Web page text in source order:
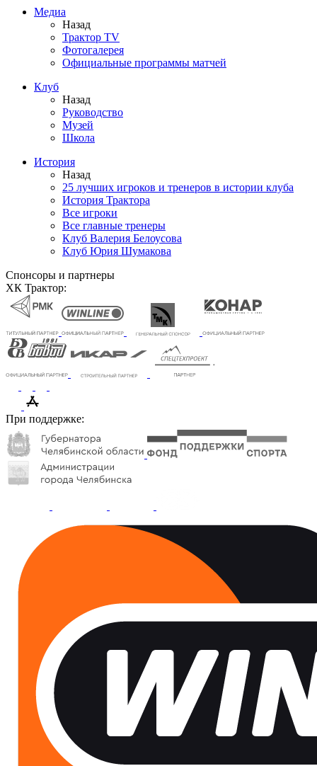
Медиа
Назад
Трактор TV
Фотогалерея
Официальные программы матчей
Клуб
Назад
Руководство
Музей
Школа
История
Назад
25 лучших игроков и тренеров в истории клуба
История Трактора
Все игроки
Все главные тренеры
Клуб Валерия Белоусова
Клуб Юрия Шумакова
Спонсоры и партнеры
ХК Трактор:
При поддержке: